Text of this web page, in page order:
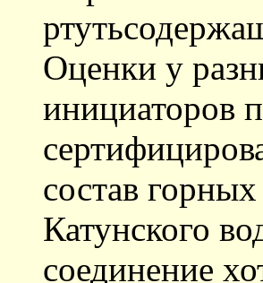
Оценки у
инициаторов
состав
Катунского
соединение